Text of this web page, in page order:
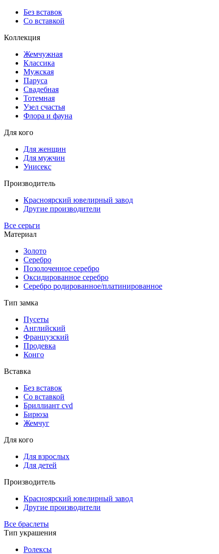
Без вставок
Со вставкой
Коллекция
Жемчужная
Классика
Мужская
Паруса
Свадебная
Тотемная
Узел счастья
Флора и фауна
Для кого
Для женщин
Для мужчин
Унисекс
Производитель
Красноярский ювелирный завод
Другие производители
Все серьги
Материал
Золото
Серебро
Позолоченное серебро
Оксидированное серебро
Серебро родированное/платинированное
Тип замка
Пусеты
Английский
Французский
Продевка
Конго
Вставка
Без вставок
Со вставкой
Бриллиант cvd
Бирюза
Жемчуг
Для кого
Для взрослых
Для детей
Производитель
Красноярский ювелирный завод
Другие производители
Все браслеты
Тип украшения
Ролексы